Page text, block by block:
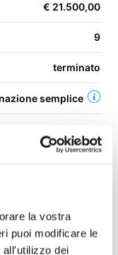
la vostra
puoi modificare le
dei
€ 21.500,00
9
terminato
semplice
eventi & festival